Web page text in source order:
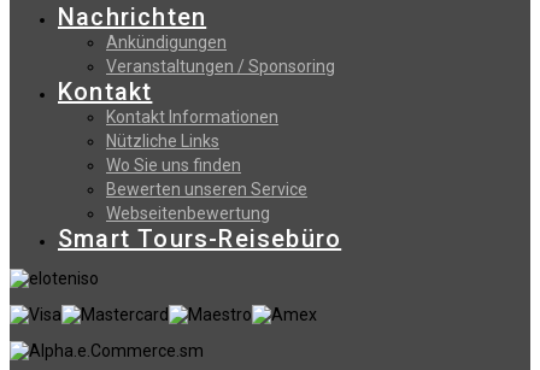
Nachrichten
Ankündigungen
Veranstaltungen / Sponsoring
Kontakt
Kontakt Informationen
Nützliche Links
Wo Sie uns finden
Bewerten unseren Service
Webseitenbewertung
Smart Tours-Reisebüro